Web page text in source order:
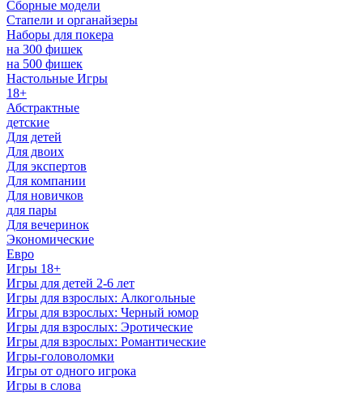
Сборные модели
Стапели и органайзеры
Наборы для покера
на 300 фишек
на 500 фишек
Настольные Игры
18+
Абстрактные
детские
Для детей
Для двоих
Для экспертов
Для компании
Для новичков
для пары
Для вечеринок
Экономические
Евро
Игры 18+
Игры для детей 2-6 лет
Игры для взрослых: Алкогольные
Игры для взрослых: Черный юмор
Игры для взрослых: Эротические
Игры для взрослых: Романтические
Игры-головоломки
Игры от одного игрока
Игры в слова